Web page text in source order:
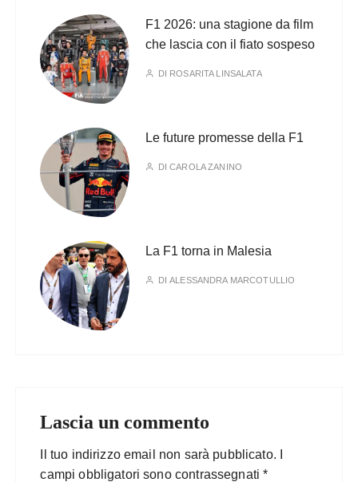
F1 2026: una stagione da film
che lascia con il fiato sospeso
DI ROSARITA LINSALATA
Le future promesse della F1
DICAROLA ZANINO
La F1 torna in Malesia
DIALESSANDRA MARCOTULLIO
Lascia un commento
Il tuo indirizzo email non sarà pubblicato.
campi obbligatori sono contrassegnati*